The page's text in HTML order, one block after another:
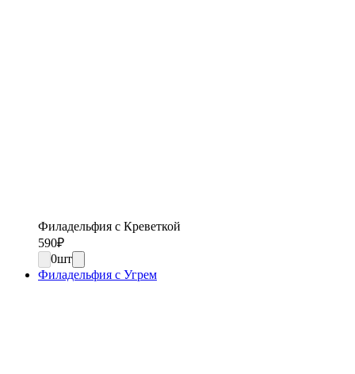
Филадельфия с Креветкой
590₽
0шт
Филадельфия с Угрем